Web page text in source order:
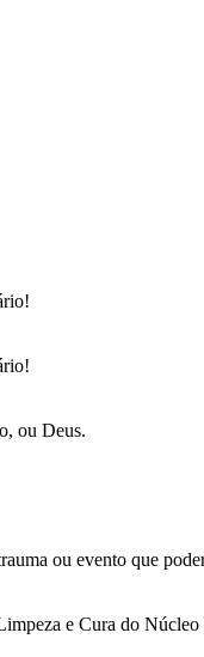
ou Deus.
ou evento que
e Cura do